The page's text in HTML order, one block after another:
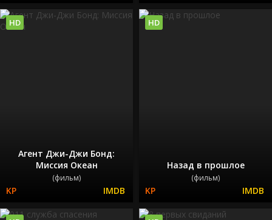
Агент Джи-Джи Бонд:
Миссия Океан
(фильм)
HD
Назад в прошлое
(фильм)
HD